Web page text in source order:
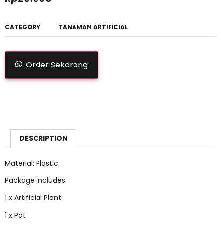
CATEGORY TANAMAN ARTIFICIAL
Order Sekarang
DESCRIPTION
Material: Plastic
Package Includes:
1 x Artificial Plant
1 x Pot